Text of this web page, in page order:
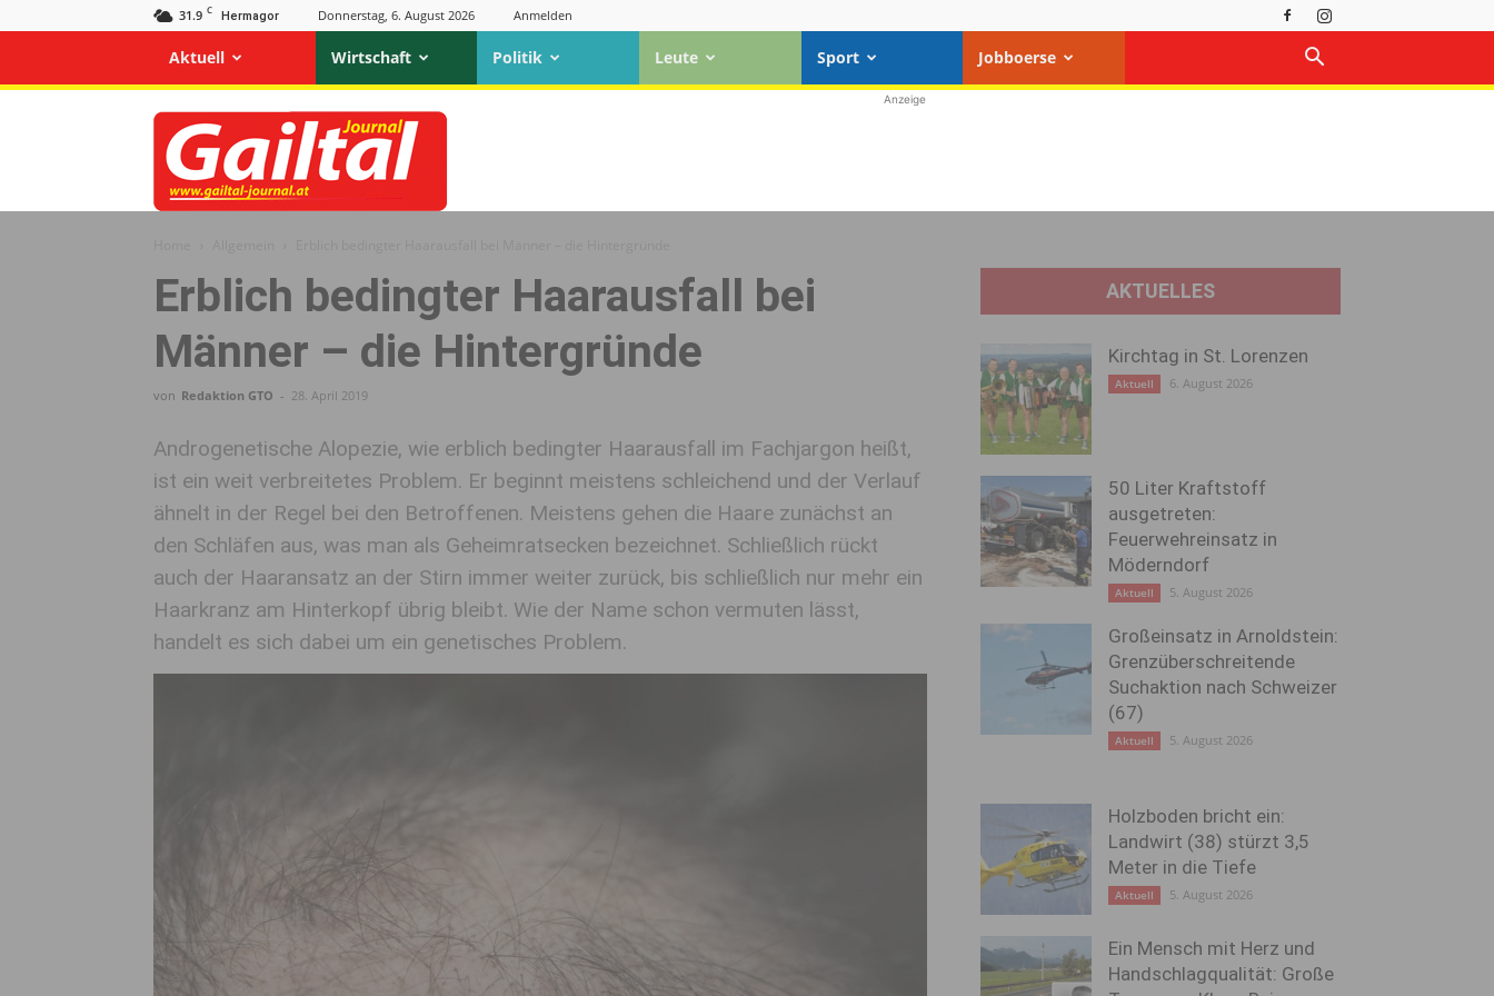
31.9 C Hermagor Donnerstag, 6. August 2026 Anmelden
Aktuell Wirtschaft Politik Leute Sport Jobboerse
Gailtal
Journal
Anzeige
Erblich bedingter Haarausfall bei
Männer – die Hintergründe
von Redaktion GTO - 28. April 2019
Androgenetische Alopezie, wie erblich bedingter Haarausfall im Fachjargon heißt,
ist ein weit verbreitetes Problem. Er beginnt meistens schleichend und der Verlauf
ähnelt in der Regel bei den Betroffenen. Meistens gehen die Haare zunächst an
den Schläfen aus, was man als Geheimratsecken bezeichnet. Schließlich rückt
auch der Haaransatz an der Stirn immer weiter zurück, bis schließlich nur mehr ein
Haarkranz am Hinterkopf übrig bleibt. Wie der Name schon vermuten lässt,
handelt es sich dabei um ein genetisches Problem.
AKTUELLES
Kirchtag in St. Lorenzen
Aktuell 6. August 2026
50 Liter Kraftstoff
ausgetreten:
Feuerwehreinsatz in
Möderndorf
Aktuell 5. August 2026
Großeinsatz in Arnoldstein:
Grenzüberschreitende
Suchaktion nach Schweizer
(67)
Aktuell 5. August 2026
Holzboden bricht ein:
Landwirt (38) stürzt 3,5
Meter in die Tiefe
Aktuell 5. August 2026
Ein Mensch mit Herz und
Handschlagqualität: Große